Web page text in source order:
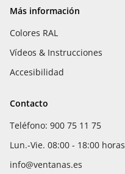
Más información
Colores RAL
Vídeos & Instrucciones
Accesibilidad
Contacto
Teléfono: 900 75 11 75
Lun.-Vie. 08:00 - 18:00 horas
info@ventanas.es